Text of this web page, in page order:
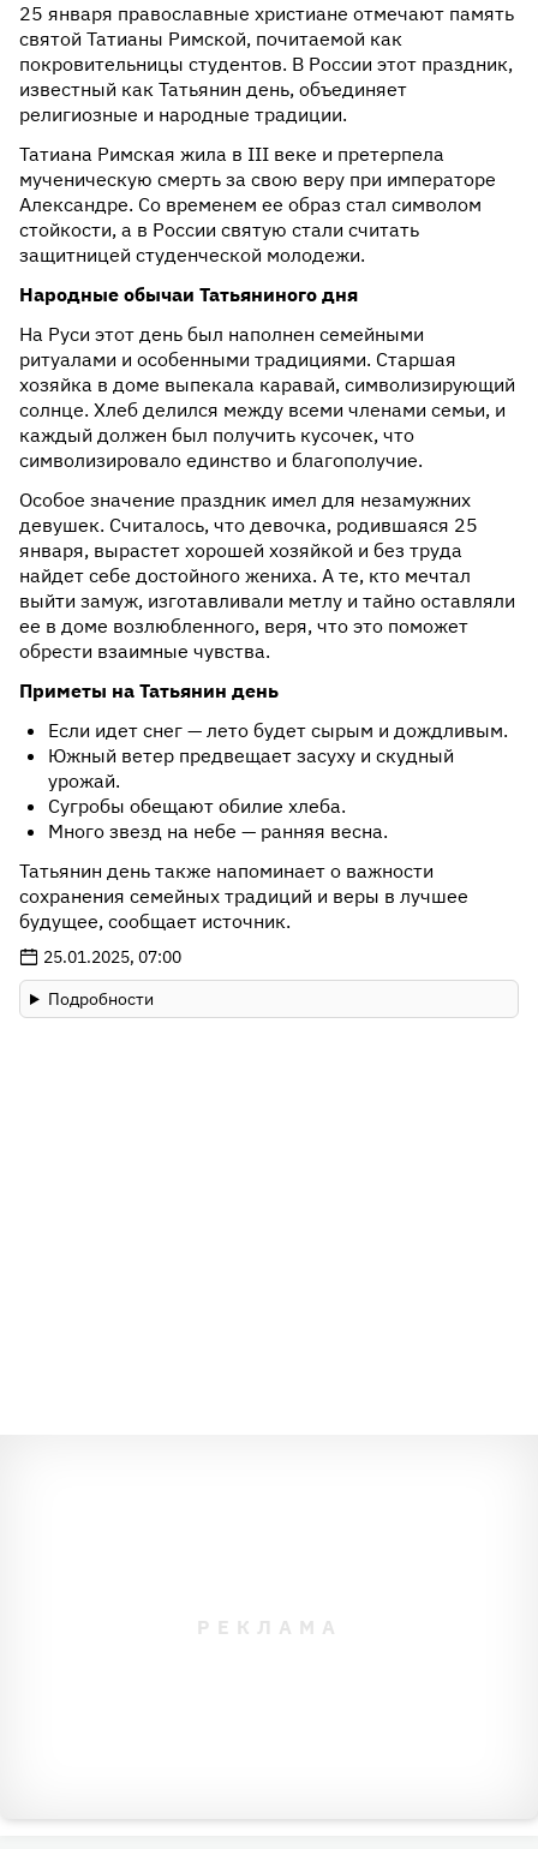
25 января православные христиане отмечают память
святой Татианы Римской, почитаемой как
покровительницы студентов. В России этот праздник,
известный как Татьянин день, объединяет
религиозные и народные традиции.
Татиана Римская жила в III веке и претерпела
мученическую смерть за свою веру при императоре
Александре. Со временем ее образ стал символом
стойкости, а в России святую стали считать
защитницей студенческой молодежи.
Народные обычаи Татьяниного дня
На Руси этот день был наполнен семейными
ритуалами и особенными традициями. Старшая
хозяйка в доме выпекала каравай, символизирующий
солнце. Хлеб делился между всеми членами семьи, и
каждый должен был получить кусочек, что
символизировало единство и благополучие.
Особое значение праздник имел для незамужних
девушек. Считалось, что девочка, родившаяся 25
января, вырастет хорошей хозяйкой и без труда
найдет себе достойного жениха. А те, кто мечтал
выйти замуж, изготавливали метлу и тайно оставляли
ее в доме возлюбленного, веря, что это поможет
обрести взаимные чувства.
Приметы на Татьянин день
Если идет снег — лето будет сырым и дождливым.
Южный ветер предвещает засуху и скудный
урожай.
Сугробы обещают обилие хлеба.
Много звезд на небе — ранняя весна.
Татьянин день также напоминает о важности
сохранения семейных традиций и веры в лучшее
будущее, сообщает источник.
25.01.2025, 07:00
Подробности